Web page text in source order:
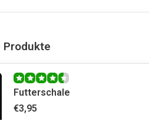
Produkte
Futterschale
€3,95